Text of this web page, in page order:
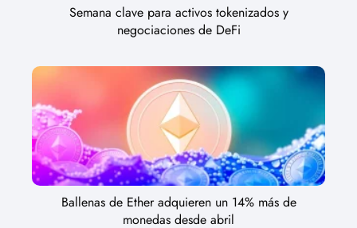
Semana clave para activos tokenizados y
negociaciones de DeFi
Ballenas de Ether adquieren un 14% más de
monedas desde abril